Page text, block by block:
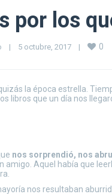
por los
| 5 octubre, 2017 | 0
la época estrella.
libros que un día nos
nos sorprendió, nos
amigo. Aquel había que
nos resultaban